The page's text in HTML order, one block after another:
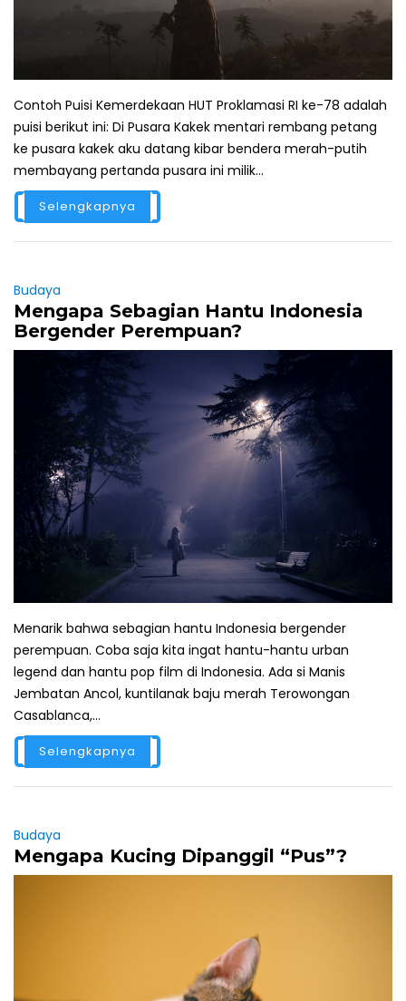
Contoh Puisi Kemerdekaan HUT Proklamasi RI ke-78 adalah
puisi berikut ini: Di Pusara Kakek mentari rembang petang
ke pusara kakek aku datang kibar bendera merah-putih
membayang pertanda pusara ini milik...
Selengkapnya
Budaya
Mengapa Sebagian Hantu Indonesia
Bergender Perempuan?
Menarik bahwa sebagian hantu Indonesia bergender
perempuan. Coba saja kita ingat hantu-hantu urban
legend dan hantu pop film di Indonesia. Ada si Manis
Jembatan Ancol, kuntilanak baju merah Terowongan
Casablanca,...
Selengkapnya
Budaya
Mengapa Kucing Dipanggil “Pus”?